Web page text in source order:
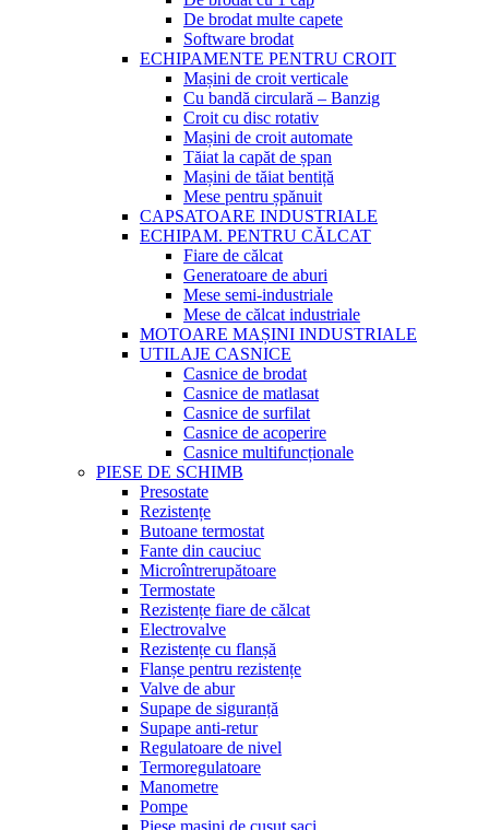
De brodat multe capete
Software brodat
ECHIPAMENTE PENTRU CROIT
Mașini de croit verticale
Cu bandă circulară – Banzig
Croit cu disc rotativ
Mașini de croit automate
Tăiat la capăt de șpan
Mașini de tăiat bentiță
Mese pentru șpănuit
CAPSATOARE INDUSTRIALE
ECHIPAM. PENTRU CĂLCAT
Fiare de călcat
Generatoare de aburi
Mese semi-industriale
Mese de călcat industriale
MOTOARE MAȘINI INDUSTRIALE
UTILAJE CASNICE
Casnice de brodat
Casnice de matlasat
Casnice de surfilat
Casnice de acoperire
Casnice multifuncționale
PIESE DE SCHIMB
Presostate
Rezistențe
Butoane termostat
Fante din cauciuc
Microîntrerupătoare
Termostate
Rezistențe fiare de călcat
Electrovalve
Rezistențe cu flanșă
Flanșe pentru rezistențe
Valve de abur
Supape de siguranță
Supape anti-retur
Regulatoare de nivel
Termoregulatoare
Manometre
Pompe
Piese mașini de cusut saci